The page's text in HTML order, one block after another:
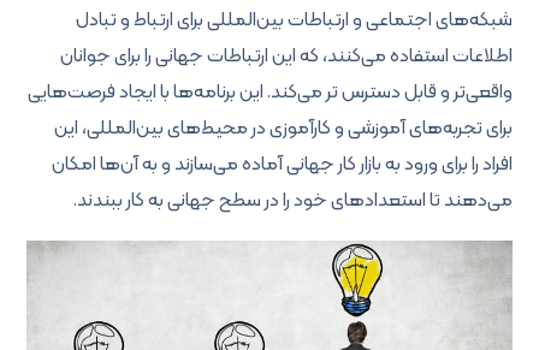
شبکه‌های اجتماعی و ارتباطات بین‌المللی برای ارتباط و تبادل
اطلاعات استفاده می‌کنند، که این ارتباطات جهانی را برای جوانان
واقعی‌تر و قابل دسترس تر می‌کند. این برنامه‌ها با ایجاد فرصت‌هایی
برای تجربه‌های آموزشی و کارآموزی در محیط‌های بین‌المللی، این
افراد را برای ورود به بازار کار جهانی آماده می‌سازند و به آن‌ها امکان
می‌دهند تا استعدادهای خود را در سطح جهانی به کار ببندند.